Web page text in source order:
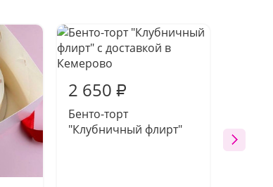
2 650 ₽
Бенто-торт
"Клубничный флирт"